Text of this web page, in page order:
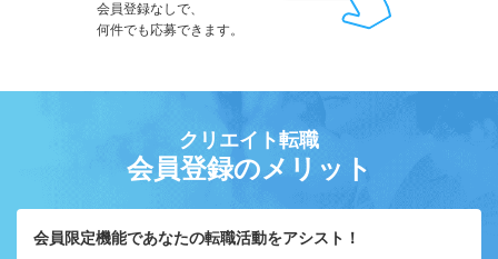
会員登録なしで、
何件でも応募できます。
クリエイト転職
会員登録のメリット
会員限定機能であなたの転職活動をアシスト！